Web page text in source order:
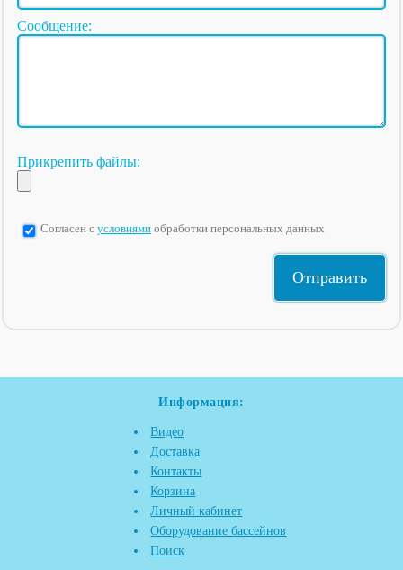
Сообщение:
Прикрепить файлы:
Согласен с условиями обработки персональных данных
Информация:
Видео
Доставка
Контакты
Корзина
Личный кабинет
Оборудование бассейнов
Поиск